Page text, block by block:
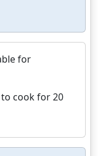
for
cook for 20